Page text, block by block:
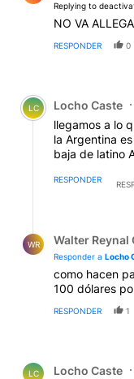
Replying to
NO VA
RESPONDER 0
Comentario de
LC Locho Caste
llegamos a lo
la Argentina
baja de latino
RESPONDER
WR Walter Reynal
Responder a Locho
como hacen
100 dólares
RESPONDER 1
LC Locho Caste